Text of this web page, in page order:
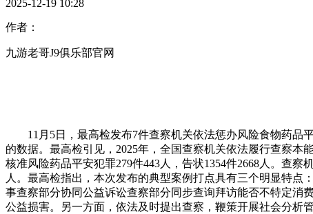
2025-12-19 10:28
作者：
九游老哥J9俱乐部官网
11月5日，最高检发布7件查察机关依法惩办风险食物药品
的数据。最高检引见，2025年，全国查察机关依法履行查察本
核准风险药品平安犯罪279件443人，告状1354件2668人。查
人。最高检指出，本次发布的典型案例打点具有三个明显特点
事查察部分协同公益诉讼查察部分同步查询拜访能否不特定消
公益损害。另一方面，依法及时提出查察，鞭策开展社会分析